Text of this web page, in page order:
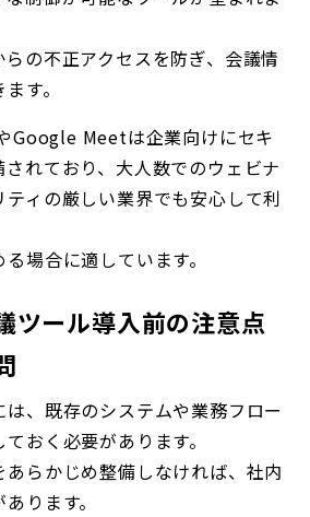
の不正アクセスを防ぎ、会議情
す。
Google Meetは企業向けにセキ
れており、大人数でのウェビナ
ィの厳しい業界でも安心して利
場合に適しています。
ツール導入前の注意点
、既存のシステムや業務フロー
おく必要があります。
あらかじめ整備しなければ、社内
ります。